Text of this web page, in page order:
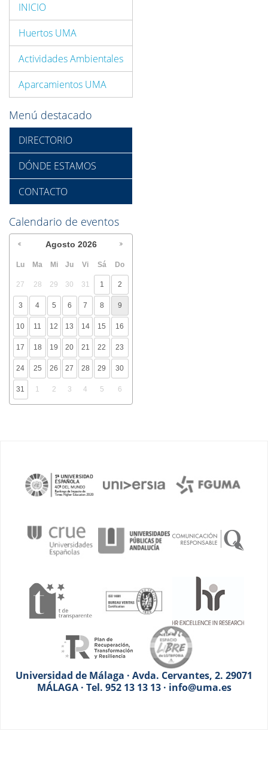
INICIO
Huertos UMA
Actividades Ambientales
Aparcamientos UMA
Menú destacado
DIRECTORIO
DÓNDE ESTAMOS
CONTACTO
Calendario de eventos
Agosto 2026
Lu Ma Mi Ju Vi Sá Do
27 28 29 30 31 1 2
3 4 5 6 7 8 9
10 11 12 13 14 15 16
17 18 19 20 21 22 23
24 25 26 27 28 29 30
31 1 2 3 4 5 6
Universidad de Málaga · Avda. Cervantes, 2. 29071
MÁLAGA · Tel. 952 13 13 13 · info@uma.es